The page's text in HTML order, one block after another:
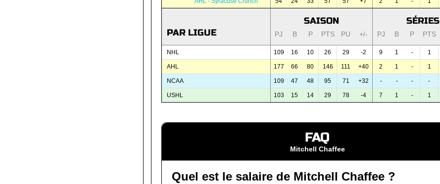
PAR LIGUE
SAISON SÉRIES
PJ B P PTS PU +/- PJ B P PTS
NHL 109 16 10 26 29 -2 9 1 - 1
AHL 177 66 80 146 111 +40 2 1 - 1
NCAA 109 47 48 95 71 +32 - - - -
USHL 103 15 14 29 78 -4 7 1 - 1
FAQ
Mitchell Chaffee
Quel est le salaire de Mitchell Chaffee ?